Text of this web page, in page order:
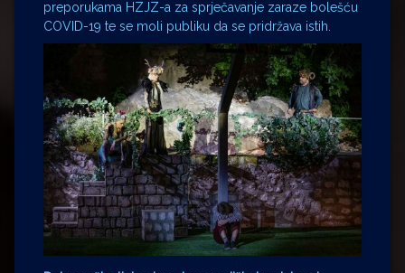
preporukama HZJZ-a za sprječavanje zaraze bolešću
COVID-19 te se moli publiku da se pridržava istih.